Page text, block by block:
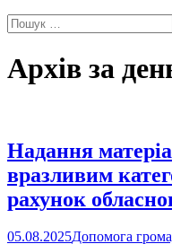
Пошук:
Архів за
Надання
вразливим
рахунок
05.08.2025Допомога